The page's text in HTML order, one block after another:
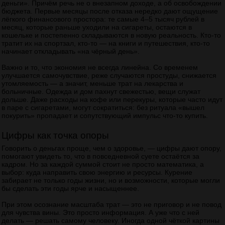
деньги». Причём речь не о внезапном доходе, а об освобождении
бюджета. Первые месяцы после отказа нередко дают ощущение
лёгкого финансового простора: те самые 4–5 тысяч рублей в
месяц, которые раньше уходили на сигареты, остаются в
кошельке и постепенно складываются в новую реальность. Кто-то
тратит их на спортзал, кто-то — на книги и путешествия, кто-то
начинает откладывать «на чёрный день».
Важно и то, что экономия не всегда линейна. Со временем
улучшается самочувствие, реже случаются простуды, снижается
утомляемость — а значит, меньше трат на лекарства и
больничные. Одежда и дом пахнут свежестью, вещи служат
дольше. Даже расходы на кофе или перекуры, которые часто идут
в паре с сигаретами, могут сократиться: без ритуала «вышел
покурить» пропадает и сопутствующий импульс что‑то купить.
Цифры как точка опоры
Говорить о деньгах проще, чем о здоровье, — цифры дают опору,
помогают увидеть то, что в повседневной суете остаётся за
кадром. Но за каждой суммой стоит не просто математика, а
выбор: куда направить свою энергию и ресурсы. Курение
забирает не только годы жизни, но и возможности, которые могли
бы сделать эти годы ярче и насыщеннее.
При этом осознание масштаба трат — это не приговор и не повод
для чувства вины. Это просто информация. А уже что с ней
делать — решать самому человеку. Иногда одной чёткой картины